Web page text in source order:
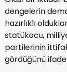
dengelerin
hazırlıklı
statükocu,
partilerinin
gördüğünü